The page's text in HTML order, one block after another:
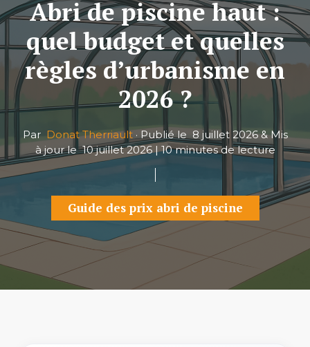
Abri de piscine haut :
quel budget et quelles
règles d’urbanisme en
2026 ?
Par Donat Therriault · Publié le 8 juillet 2026& Mis
à jour le10 juillet 2026| 10 minutes de lecture
Guide des prix abri de piscine